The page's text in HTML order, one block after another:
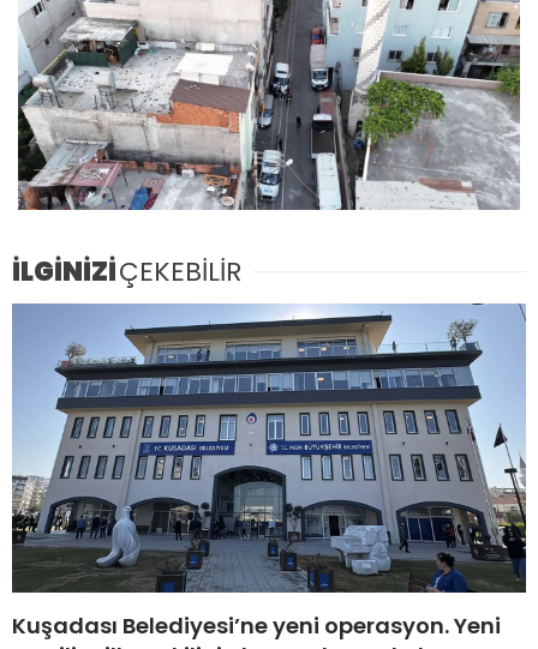
İLGİNİZİÇEKEBİLİR
Kuşadası Belediyesi’ne yeni operasyon. Yeni